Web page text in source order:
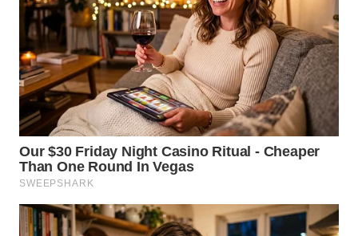
WN
KALTARA
WN
KALSEL
WN
KALTIM
WN
SULSEL